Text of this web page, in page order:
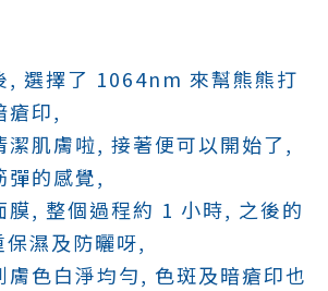
, 選擇了 1064nm 來幫熊熊打
瘡印,
潔肌膚啦, 接著便可以開始了,
彈的感覺,
膜, 整個過程約 1 小時, 之後的
濕及防曬呀,
膚色白淨均勻, 色斑及暗瘡印也